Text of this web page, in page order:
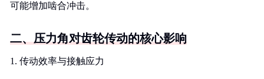
可能增加啮合冲击。
二、压力角对齿轮传动的核心影响
1. 传动效率与接触应力